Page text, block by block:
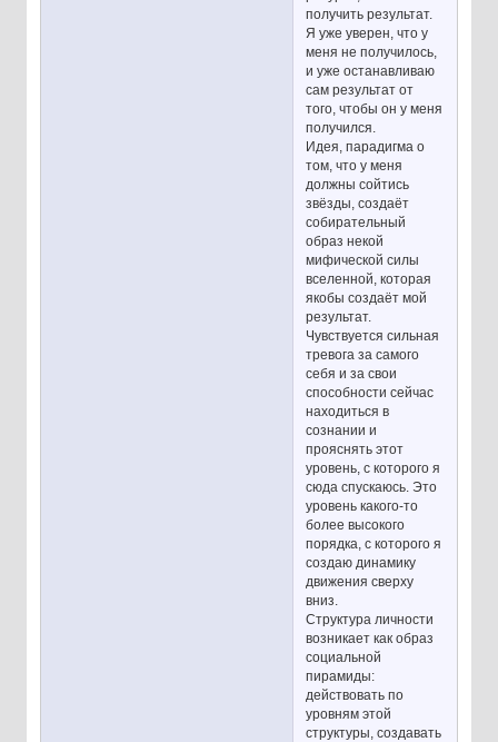
получить результат.
Я уже уверен, что у
меня не получилось,
и уже останавливаю
сам результат от
того, чтобы он у меня
получился.
Идея, парадигма о
том, что у меня
должны сойтись
звёзды, создаёт
собирательный
образ некой
мифической силы
вселенной, которая
якобы создаёт мой
результат.
Чувствуется сильная
тревога за самого
себя и за свои
способности сейчас
находиться в
сознании и
прояснять этот
уровень, с которого я
сюда спускаюсь. Это
уровень какого-то
более высокого
порядка, с которого я
создаю динамику
движения сверху
вниз.
Структура личности
возникает как образ
социальной
пирамиды:
действовать по
уровням этой
структуры, создавать